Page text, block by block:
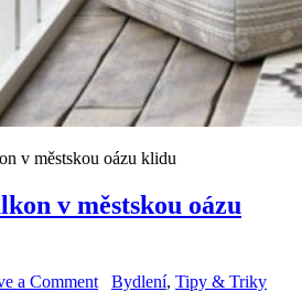
v městskou oázu klidu
v městskou oázu
a CommentonPosted
Bydlení, Tipy & Triky